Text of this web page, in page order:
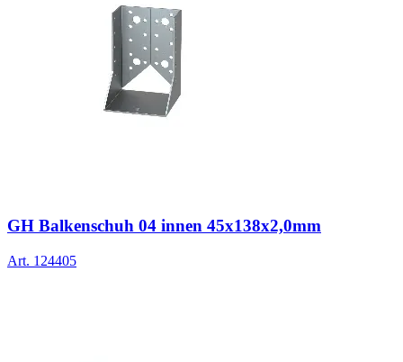
GH Balkenschuh 04 innen 45x138x2,0mm
Art. 124405